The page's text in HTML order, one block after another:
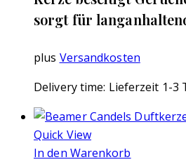
sorgt für
plus Versandkosten
Delivery time: Lieferzeit 1-3
Quick View
In den Warenkorb